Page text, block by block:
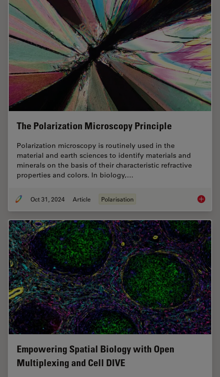
The Polarization Microscopy Principle
Polarization microscopy is routinely used in the
material and earth sciences to identify materials and
minerals on the basis of their characteristic refractive
properties and colors. In biology,…
Oct 31, 2024 Article Polarisation The
Empowering Spatial Biology with Open
Multiplexing and Cell DIVE